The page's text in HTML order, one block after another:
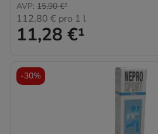
11,28 €¹
AVP: 15,90 €²
112,80 € pro 1 l
-30%